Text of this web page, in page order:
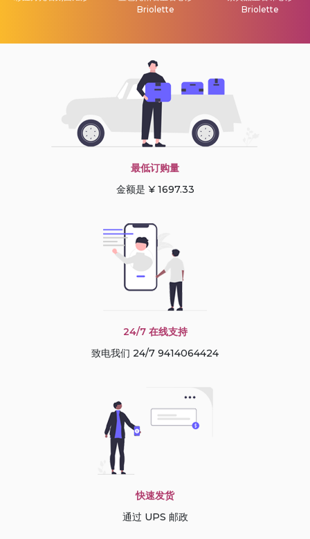
Briolette
Briolette
最低订购量
金额是 ¥ 1697.33
24/7 在线支持
致电我们 24/7 9414064424
快速发货
通过 UPS 邮政